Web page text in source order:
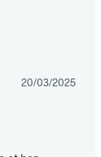
20/03/2025